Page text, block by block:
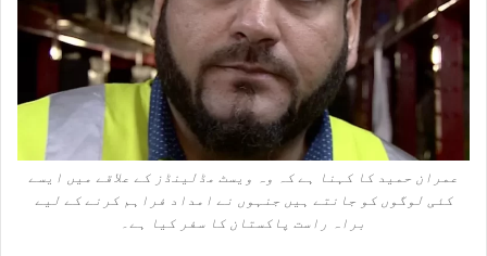
عمران حمید کا کہنا ہے کہ وہ ویسٹ مڈلینڈز کے علاقے میں ایسے
کئی لوگوں کو جانتے ہیں جنہوں نے امداد فراہم کرنے کے لیے
براہ راست پاکستان کا سفر کیا ہے۔